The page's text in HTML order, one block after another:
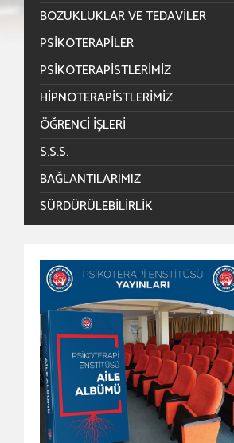
BOZUKLUKLAR VE TEDAVILER
PSIKOTERAPILER
PSIKOTERAPISTLERIMIZ
HIPNOTERAPISTLERIMIZ
ÖĞRENCİ İŞLERİ
S.S.S.
BAĞLANTILARIMIZ
SÜRDÜRÜLEBILIRLIK